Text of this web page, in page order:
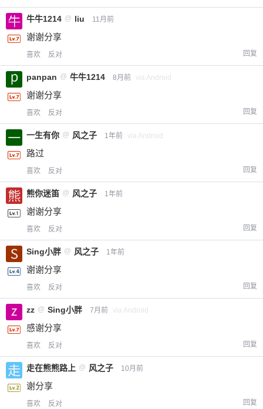
牛牛1214 @ liu 11月前
谢谢分享
喜欢 反对 回复
panpan @ 牛牛1214 8月前 via Android
谢谢分享
喜欢 反对 回复
一生有你 @ 风之子 1年前 via Android
路过
喜欢 反对 回复
熊你迷笛 @ 风之子 1年前
谢谢分享
喜欢 反对 回复
Sing小胖 @ 风之子 1年前
谢谢分享
喜欢 反对 回复
zz @ Sing小胖 7月前 via Android
感谢分享
喜欢 反对 回复
走在熊熊路上 @ 风之子 10月前
谢分享
喜欢 反对 回复